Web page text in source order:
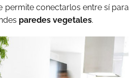
permite conectarlos entre sí para
paredes vegetales.